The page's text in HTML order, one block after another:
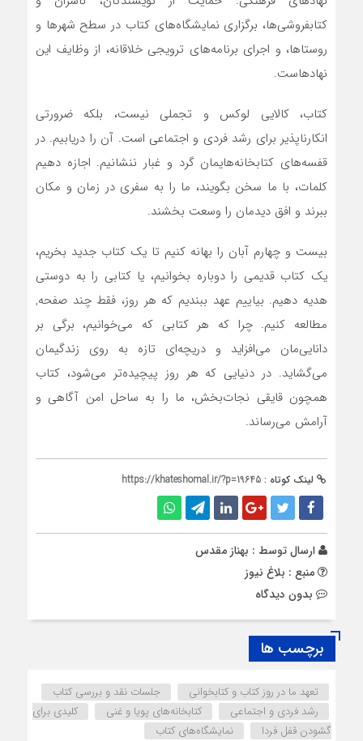
کتابفروشی‌ها، برگزاری نمایشگاه‌های کتاب در سطح شهرها و
روستاها، و اجرای برنامه‌های ترویجی خلاقانه، از وظایف این
نهادهاست.
کتاب، کالایی لوکس و تجملی نیست، بلکه ضرورتی
انکارناپذیر برای رشد فردی و اجتماعی است. آن را دریابیم. در
قفسه‌های کتابخانه‌هایمان گرد و غبار ننشانیم. اجازه دهیم
کلمات، با ما سخن بگویند، ما را به سفری در زمان و مکان
ببرند و افق دیدمان را وسعت بخشند.
بیست و چهارم آبان را بهانه کنیم تا یک کتاب جدید بخریم،
یک کتاب قدیمی را دوباره بخوانیم، یا کتابی را به دوستی
هدیه دهیم. بیاییم عهد ببندیم که هر روز، فقط چند صفحه,
مطالعه کنیم. چرا که هر کتابی که می‌خوانیم، برگی بر
دانایی‌مان می‌افزاید و دریچه‌ای تازه به روی زندگیمان
می‌گشاید. در دنیایی که هر روز پیچیده‌تر می‌شود، کتاب
همچون قایقی نجات‌بخش، ما را به ساحل امن آگاهی و
آرامش می‌رساند.
لینک کوتاه : https://khateshomal.ir/?p=19645
ارسال توسط : بهناز مقدس
منبع : بلاغ نیوز
بدون دیدگاه
برچسب ها
تعهد ما در روز کتاب و کتابخوانی
جلسات نقد و بررسی کتاب
رشد فردی و اجتماعی
کتابخانه‌های پویا و غنی
کلیدی برای
گشودن قفل فردا
نمایشگاه‌های کتاب